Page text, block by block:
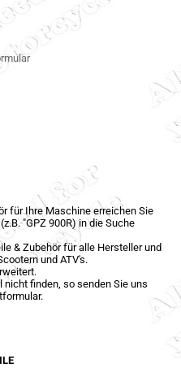
für Ihre Maschine erreichen Sie
"GPZ 900R) in die Suche
& Zubehör für alle Hersteller und
und ATV's.
finden, so senden Sie uns